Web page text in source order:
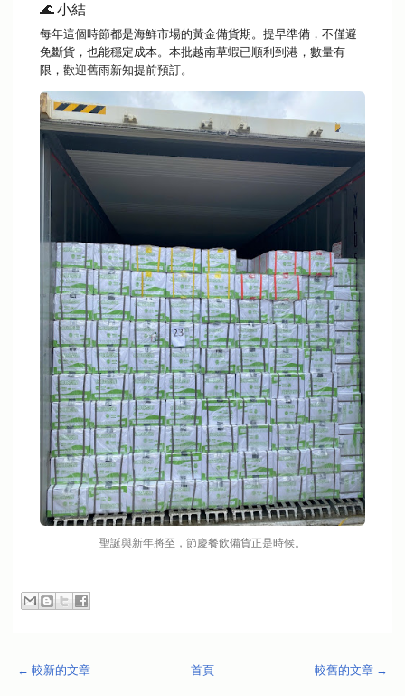
🌊 小結
每年這個時節都是海鮮市場的黃金備貨期。提早準備，不僅避
免斷貨，也能穩定成本。本批越南草蝦已順利到港，數量有
限，歡迎舊雨新知提前預訂。
聖誕與新年將至，節慶餐飲備貨正是時候。
← 較新的文章 較舊的文章 →
首頁